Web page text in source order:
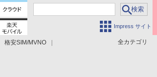
Impress サイト
全カテゴリ
格安SIM/MVNO